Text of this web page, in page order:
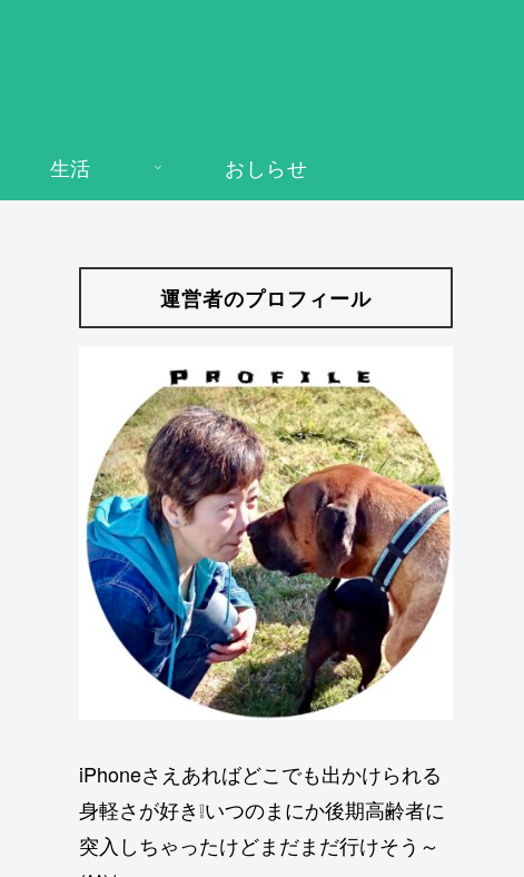
生活 おしらせ
運営者のプロフィール
iPhoneさえあればどこでも出かけられる
身軽さが好き❕いつのまにか後期高齢者に
突入しちゃったけどまだまだ行けそう～